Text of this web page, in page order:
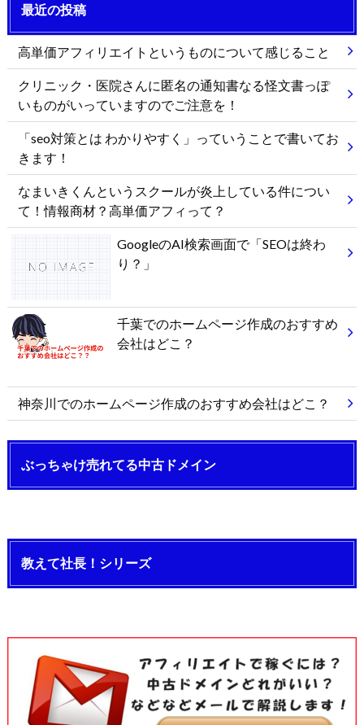
最近の投稿
高単価アフィリエイトというものについて感じること
クリニック・医院さんに匿名の通知書なる怪文書っぽ
いものがいっていますのでご注意を！
「seo対策とは わかりやすく」っていうことで書いてお
きます！
なまいきくんというスクールが炎上している件につい
て！情報商材？高単価アフィって？
GoogleのAI検索画面で「SEOは終わ
り？」
千葉でのホームページ作成のおすすめ
会社はどこ？
神奈川でのホームページ作成のおすすめ会社はどこ？
ぶっちゃけ売れてる中古ドメイン
教えて社長！シリーズ